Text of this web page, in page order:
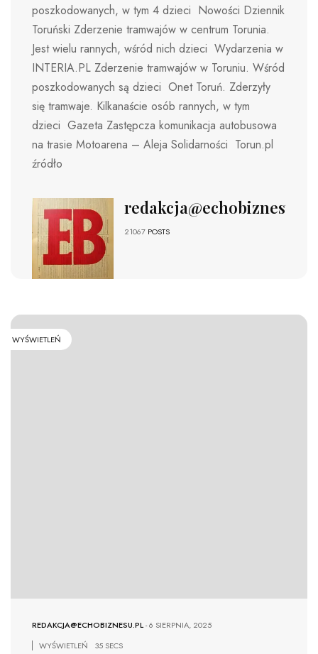
poszkodowanych, w tym 4 dzieci Nowości Dziennik
Toruński Zderzenie tramwajów w centrum Torunia.
Jest wielu rannych, wśród nich dzieci Wydarzenia w
INTERIA.PL Zderzenie tramwajów w Toruniu. Wśród
poszkodowanych są dzieci Onet Toruń. Zderzyły
się tramwaje. Kilkanaście osób rannych, w tym
dzieci Gazeta Zastępcza komunikacja autobusowa
na trasie Motoarena – Aleja Solidarności Torun.pl
źródło
redakcja@echobiznesu.pl
21067 POSTS
WYŚWIETLEŃ
REDAKCJA@ECHOBIZNESU.PL-6 SIERPNIA, 2025
WYŚWIETLEŃ
35 SECS